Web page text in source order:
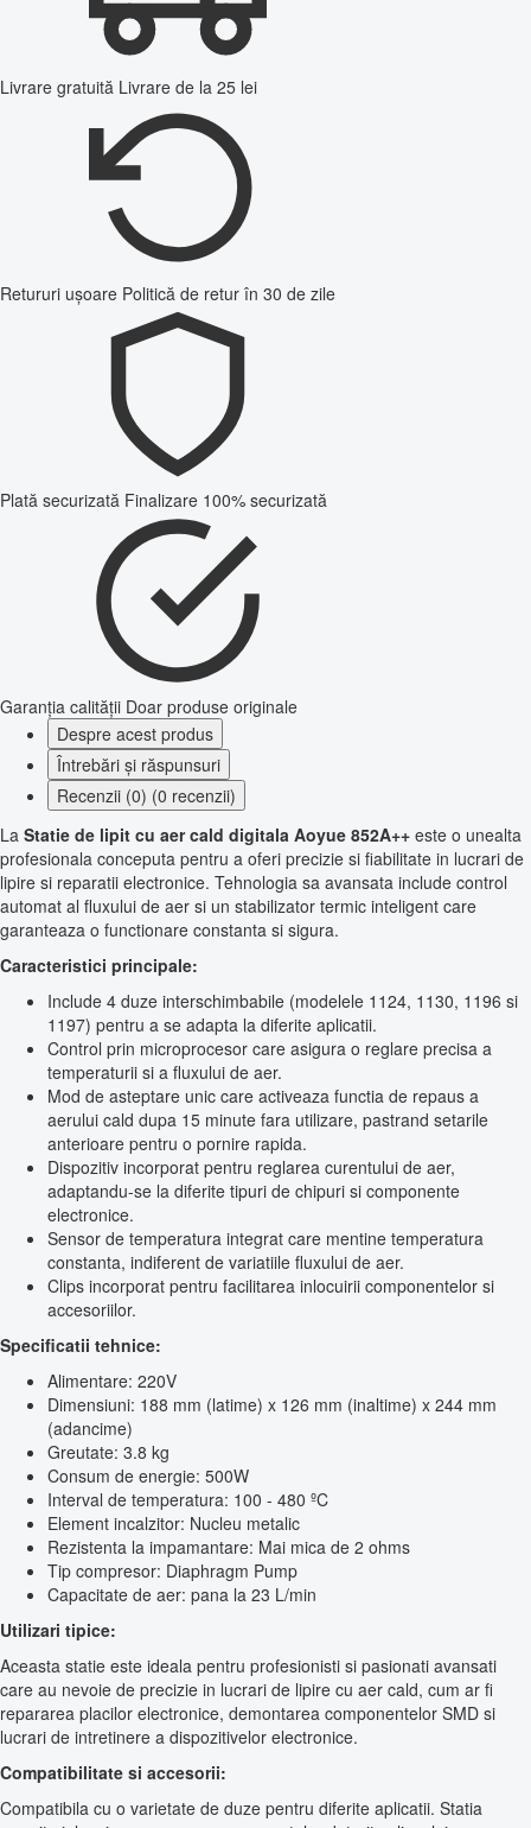
Livrare gratuită Livrare de la 25 lei
Retururi ușoare Politică de retur în 30 de zile
Plată securizată Finalizare 100% securizată
Garanția calității Doar produse originale
Despre acest produs
Întrebări și răspunsuri
Recenzii (0) (0 recenzii)
La Statie de lipit cu aer cald digitala Aoyue 852A++ este o unealta
profesionala conceputa pentru a oferi precizie si fiabilitate in lucrari de
lipire si reparatii electronice. Tehnologia sa avansata include control
automat al fluxului de aer si un stabilizator termic inteligent care
garanteaza o functionare constanta si sigura.
Caracteristici principale:
Include 4 duze interschimbabile (modelele 1124, 1130, 1196 si
1197) pentru a se adapta la diferite aplicatii.
Control prin microprocesor care asigura o reglare precisa a
temperaturii si a fluxului de aer.
Mod de asteptare unic care activeaza functia de repaus a
aerului cald dupa 15 minute fara utilizare, pastrand setarile
anterioare pentru o pornire rapida.
Dispozitiv incorporat pentru reglarea curentului de aer,
adaptandu-se la diferite tipuri de chipuri si componente
electronice.
Sensor de temperatura integrat care mentine temperatura
constanta, indiferent de variatiile fluxului de aer.
Clips incorporat pentru facilitarea inlocuirii componentelor si
accesoriilor.
Specificatii tehnice:
Alimentare: 220V
Dimensiuni: 188 mm (latime) x 126 mm (inaltime) x 244 mm
(adancime)
Greutate: 3.8 kg
Consum de energie: 500W
Interval de temperatura: 100 - 480 ºC
Element incalzitor: Nucleu metalic
Rezistenta la impamantare: Mai mica de 2 ohms
Tip compresor: Diaphragm Pump
Capacitate de aer: pana la 23 L/min
Utilizari tipice:
Aceasta statie este ideala pentru profesionisti si pasionati avansati
care au nevoie de precizie in lucrari de lipire cu aer cald, cum ar fi
repararea placilor electronice, demontarea componentelor SMD si
lucrari de intretinere a dispozitivelor electronice.
Compatibilitate si accesorii:
Compatibila cu o varietate de duze pentru diferite aplicatii. Statia